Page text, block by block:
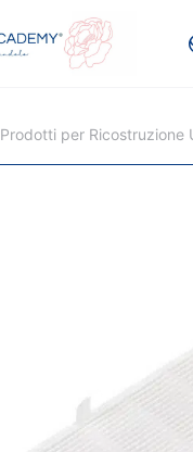
Prodotti per Ricostruzione